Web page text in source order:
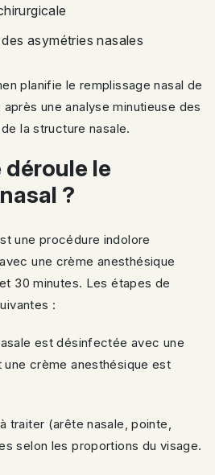
asymétries nasales
planifie le remplissage nasal de
une analyse minutieuse des
la structure nasale.
le
?
une procédure indolore
une crème anesthésique
30 minutes. Les étapes de
:
est désinfectée avec une
crème anesthésique est
traiter (arête nasale, pointe,
selon les proportions du visage.